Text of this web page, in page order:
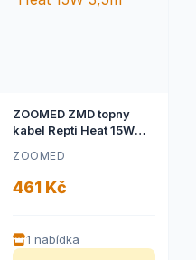
ZOOMED ZMD topny
kabel Repti Heat 15W
ZOOMED
461 Kč
1 nabídka